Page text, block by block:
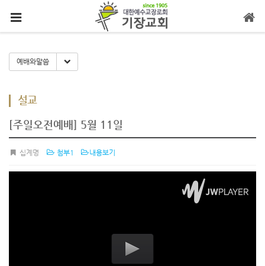
예배와말씀 Toggle Dropdown
설교
[주일오전예배] 5월 11일
십계명 첨부1 내용보기